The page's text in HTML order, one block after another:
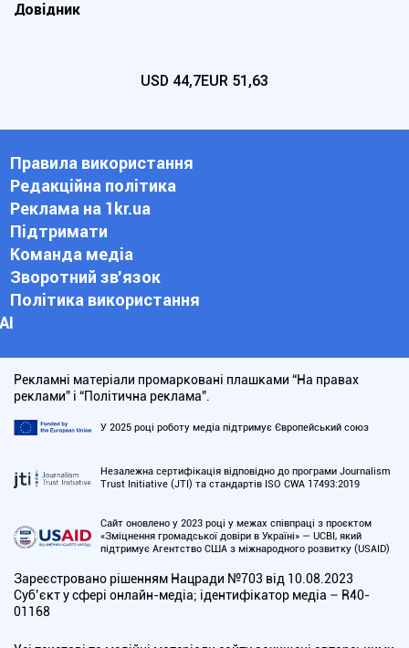
Довідник
USD 44,7EUR 51,63
Правила використання
Редакційна політика
Реклама на 1kr.ua
Підтримати
Команда медіа
Зворотний зв'язок
Політика використання
АІ
Рекламні матеріали промарковані плашками “На правах
реклами” і “Політична реклама”.
У 2025 році роботу медіа підтримує Європейський союз
Незалежна сертифікація відповідно до програми Journalism
Trust Initiative (JTI) та стандартів ISO CWA 17493:2019
Сайт оновлено у 2023 році у межах співпраці з проєктом
«Зміцнення громадської довіри в Україні» — UCBI, який
підтримує Агентство США з міжнародного розвитку (USAID)
Зареєстровано рішенням Нацради №703 від 10.08.2023
Cуб’єкт у сфері онлайн-медіа; ідентифікатор медіа – R40-
01168